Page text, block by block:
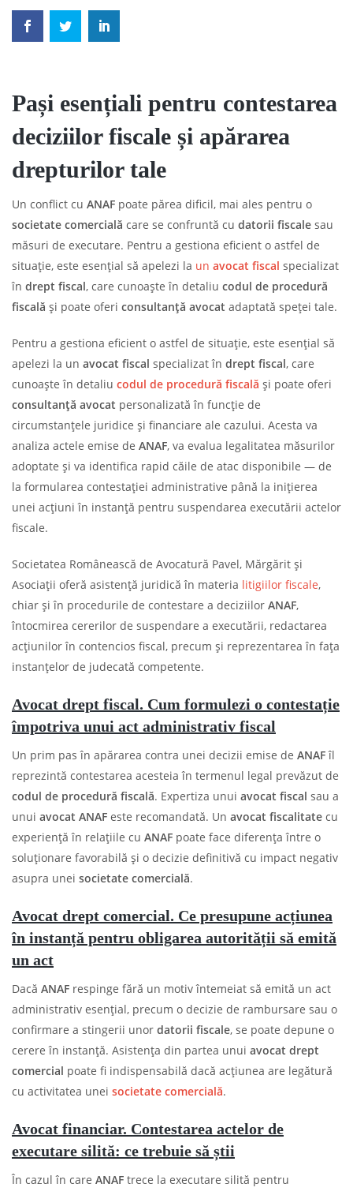
Pași esențiali pentru contestarea
deciziilor fiscale și apărarea
drepturilor tale
Un conflict cu ANAF poate părea dificil, mai ales pentru o
societate comercială care se confruntă cu datorii fiscale sau
măsuri de executare. Pentru a gestiona eficient o astfel de
situație, este esențial să apelezi la un avocat fiscal specializat
în drept fiscal, care cunoaște în detaliu codul de procedură
fiscală și poate oferi consultanță avocat adaptată speței tale.
Pentru a gestiona eficient o astfel de situație, este esențial să
apelezi la un avocat fiscal specializat în drept fiscal, care
cunoaște în detaliu codul de procedură fiscală și poate oferi
consultanță avocat personalizată în funcție de
circumstanțele juridice și financiare ale cazului. Acesta va
analiza actele emise de ANAF, va evalua legalitatea măsurilor
adoptate și va identifica rapid căile de atac disponibile — de
la formularea contestației administrative până la inițierea
unei acțiuni în instanță pentru suspendarea executării actelor
fiscale.
Societatea Românească de Avocatură Pavel, Mărgărit și
Asociații oferă asistență juridică în materia litigiilor fiscale,
chiar și în procedurile de contestare a deciziilor ANAF,
întocmirea cererilor de suspendare a executării, redactarea
acțiunilor în contencios fiscal, precum și reprezentarea în fața
instanțelor de judecată competente.
Avocat drept fiscal. Cum formulezi o contestație
împotriva unui act administrativ fiscal
Un prim pas în apărarea contra unei decizii emise de ANAFîl
reprezintă contestarea acesteia în termenul legal prevăzut de
codul de procedură fiscală. Expertiza unui avocat fiscal sau a
unui avocat ANAF este recomandată. Un avocat fiscalitate cu
experiență în relațiile cu ANAF poate face diferența între o
soluționare favorabilă și o decizie definitivă cu impact negativ
asupra unei societate comercială.
Avocat drept comercial. Ce presupune acțiunea
în instanță pentru obligarea autorității să emită
un act
Dacă ANAF respinge fără un motiv întemeiat să emită un act
administrativ esențial, precum o decizie de rambursare sau o
confirmare a stingerii unor datorii fiscale, se poate depune o
cerere în instanță. Asistența din partea unui avocat drept
comercial poate fi indispensabilă dacă acțiunea are legătură
cu activitatea unei societate comercială.
Avocat financiar. Contestarea actelor de
executare silită: ce trebuie să știi
În cazul în care ANAF trece la executare silită pentru